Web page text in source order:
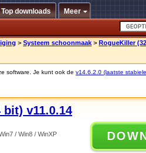
Top downloads Meer
> Systeem schoonmaak > RogueKiller
software. Je kunt ook de v14.6.2.0 (laatste
bit) v11.0.14
/ Win8 / WinXP